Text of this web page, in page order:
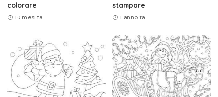
colorare
10 mesi fa
stampare
1 anno fa